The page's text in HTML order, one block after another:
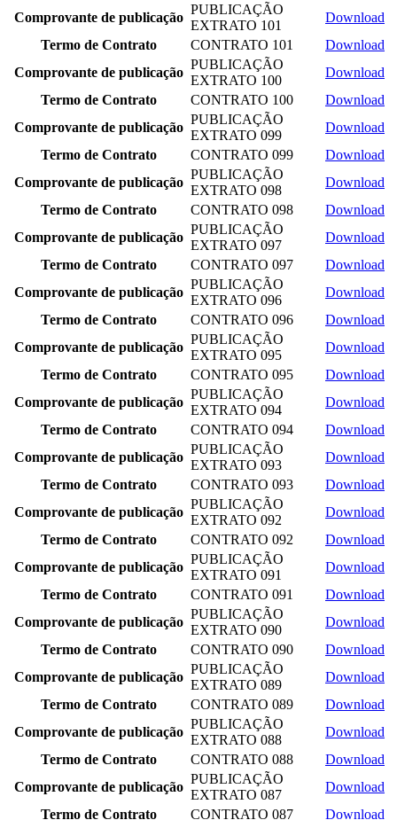
Comprovante de publicação
PUBLICAÇÃO
EXTRATO 101
Download
Termo de Contrato
CONTRATO 101
Download
Comprovante de publicação
PUBLICAÇÃO
EXTRATO 100
Download
Termo de Contrato
CONTRATO 100
Download
Comprovante de publicação
PUBLICAÇÃO
EXTRATO 099
Download
Termo de Contrato
CONTRATO 099
Download
Comprovante de publicação
PUBLICAÇÃO
EXTRATO 098
Download
Termo de Contrato
CONTRATO 098
Download
Comprovante de publicação
PUBLICAÇÃO
EXTRATO 097
Download
Termo de Contrato
CONTRATO 097
Download
Comprovante de publicação
PUBLICAÇÃO
EXTRATO 096
Download
Termo de Contrato
CONTRATO 096
Download
Comprovante de publicação
PUBLICAÇÃO
EXTRATO 095
Download
Termo de Contrato
CONTRATO 095
Download
Comprovante de publicação
PUBLICAÇÃO
EXTRATO 094
Download
Termo de Contrato
CONTRATO 094
Download
Comprovante de publicação
PUBLICAÇÃO
EXTRATO 093
Download
Termo de Contrato
CONTRATO 093
Download
Comprovante de publicação
PUBLICAÇÃO
EXTRATO 092
Download
Termo de Contrato
CONTRATO 092
Download
Comprovante de publicação
PUBLICAÇÃO
EXTRATO 091
Download
Termo de Contrato
CONTRATO 091
Download
Comprovante de publicação
PUBLICAÇÃO
EXTRATO 090
Download
Termo de Contrato
CONTRATO 090
Download
Comprovante de publicação
PUBLICAÇÃO
EXTRATO 089
Download
Termo de Contrato
CONTRATO 089
Download
Comprovante de publicação
PUBLICAÇÃO
EXTRATO 088
Download
Termo de Contrato
CONTRATO 088
Download
Comprovante de publicação
PUBLICAÇÃO
EXTRATO 087
Download
Termo de Contrato
CONTRATO 087 Download